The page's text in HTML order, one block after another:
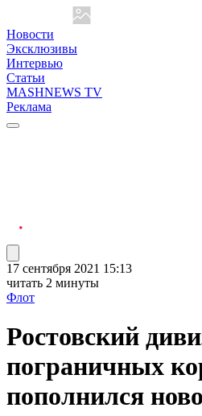
Новости
Эксклюзивы
Интервью
Статьи
MASHNEWS TV
Реклама
17 сентября 2021 15:13
читать 2 минуты
Флот
Ростовский
пограничных
пополнился